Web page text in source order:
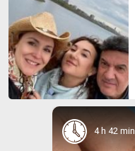
4 h 42 min